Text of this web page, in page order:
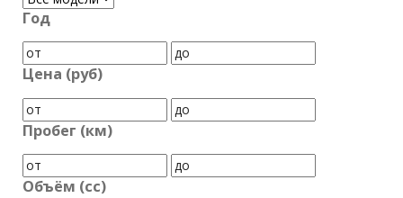
Год
Цена (руб)
Пробег (км)
Объём (cc)